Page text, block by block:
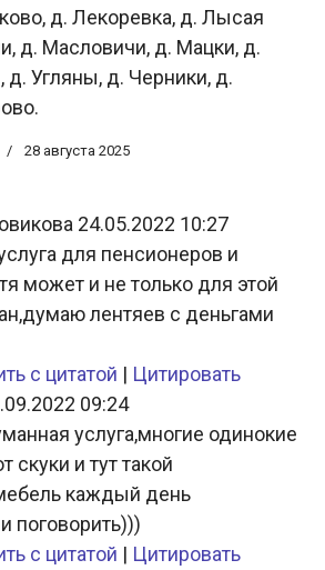
д. Лекоревка, д. Лысая
д. Масловичи, д. Мацки, д.
Угляны, д. Черники, д.
28 августа 2025
24.05.2022 10:27
для пенсионеров и
может и не только для этой
лентяев с деньгами
с цитатой | Цитировать
09:24
услуга,многие одинокие
скуки и тут такой
каждый день
поговорить)))
с цитатой | Цитировать